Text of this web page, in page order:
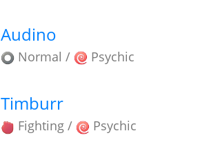
Audino
Normal / Psychic
Timburr
Fighting / Psychic